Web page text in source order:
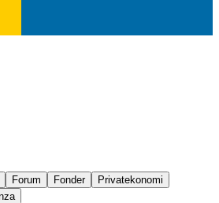
Forum Fonder
Privatekonomi